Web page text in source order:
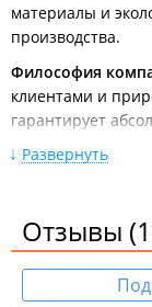
материалы и
производства.
Философия
клиентами и
гарантирует
качество всех
Фитодизайн
интерьеров
растениями;
Авторский
Развернуть
Отзывы